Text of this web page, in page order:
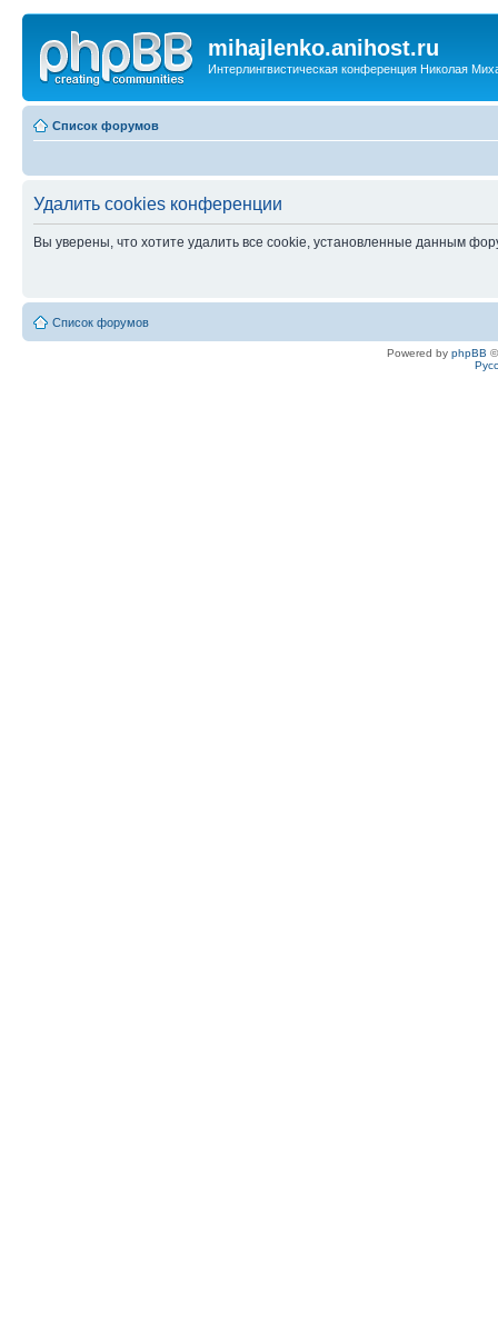
mihajlenko.anihost.ru
Интерлингвистическая конференция Николая
Список форумов
Удалить cookies конференции
Вы уверены, что хотите удалить все cookie, установленные данным
Список форумов
Powered by phpBB